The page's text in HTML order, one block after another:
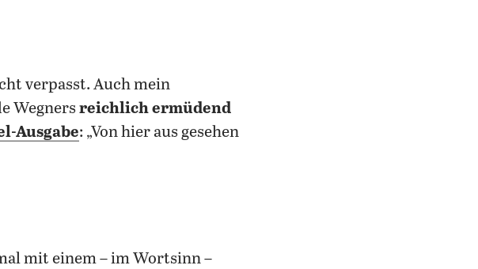
verpasst. Auch mein
Wegnersreichlich ermüdend
Ausgabe: „Von hier aus gesehen
mit einem – im Wortsinn –